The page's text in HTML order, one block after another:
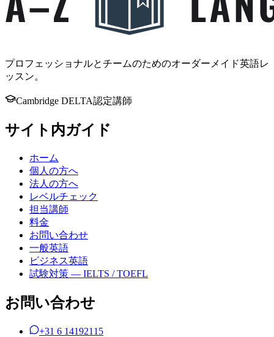
プロフェッショナルとチームのためのオーダーメイド英語レ
ッスン。
Cambridge DELTA認定講師
サイト内ガイド
ホーム
個人の方へ
法人の方へ
レベルチェック
担当講師
料金
お問い合わせ
一般英語
ビジネス英語
試験対策 — IELTS / TOEFL
お問い合わせ
+31 6 14192115